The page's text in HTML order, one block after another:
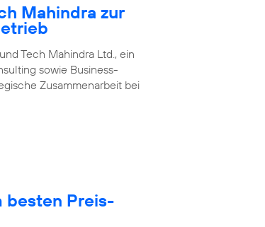
Mahindra zur
Tech Mahindra Ltd., ein
sowie Business-
Zusammenarbeit bei
besten Preis-